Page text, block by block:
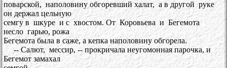
поварской, наполовину обгоревший халат, а в другой руке
он держал цельную
семгу в шкуре и с хвостом. От Коровьева и Бегемота
несло гарью, рожа
Бегемота была в саже, а кепка наполовину обгорела.
-- Салют, мессир, -- прокричала неугомонная парочка, и
Бегемот замахал